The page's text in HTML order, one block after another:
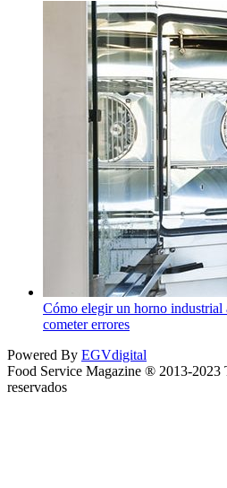
Cómo elegir un horno industrial
cometer errores
Powered By EGVdigital
Food Service Magazine ® 2013-2023
reservados